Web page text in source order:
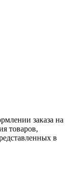
заказа на
товаров,
в